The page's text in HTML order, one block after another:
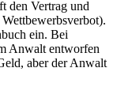
den Vertrag und
ein. Bei
Anwalt entworfen
aber der Anwalt